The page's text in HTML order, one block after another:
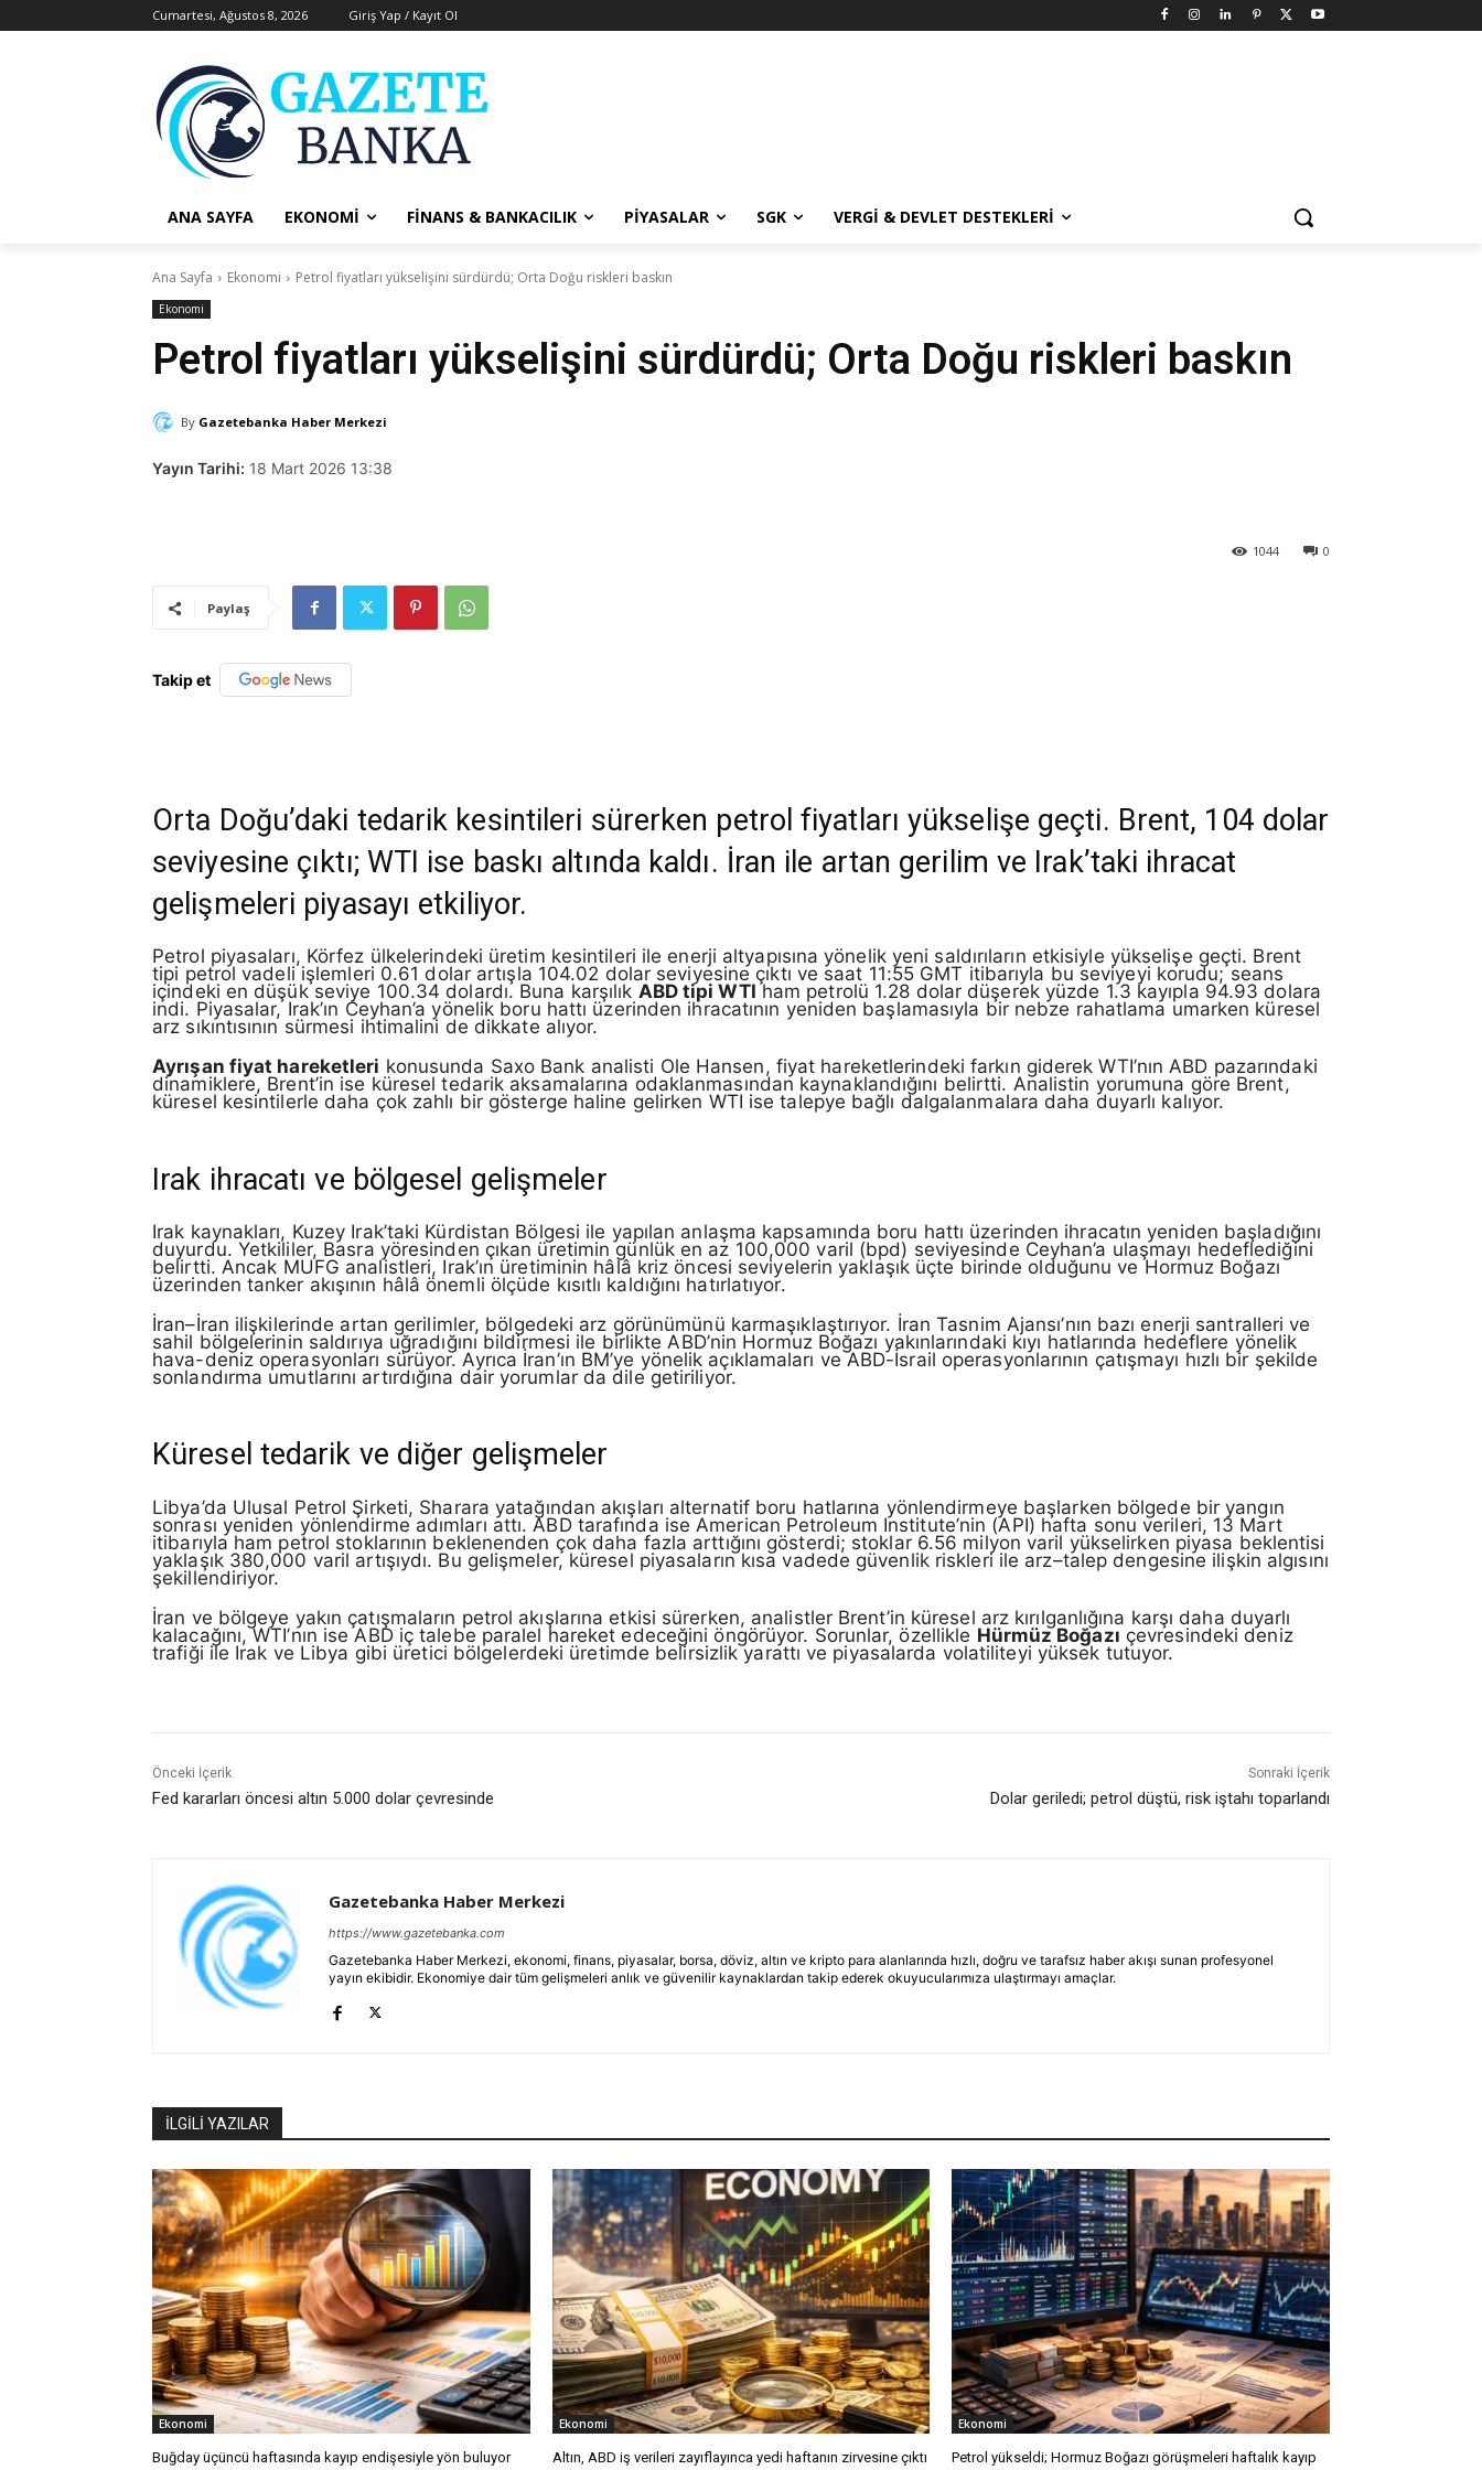
Cumartesi, Ağustos 8, 2026 Giriş Yap / Kayıt Ol
ANA SAYFA EKONOMI FINANS & BANKACILIK PIYASALAR SGK VERGI & DEVLET DESTEKLERI
Ana Sayfa Ekonomi Petrol fiyatları yükselişini sürdürdü; Orta Doğu riskleri baskın
Ekonomi
Petrol fiyatları yükselişini sürdürdü; Orta Doğu riskleri baskın
By Gazetebanka Haber Merkezi
Yayın Tarihi: 18 Mart 2026 13:38
0
1044
Paylaş
Takip et
Orta Doğu’daki tedarik kesintileri sürerken petrol fiyatları yükselişe geçti. Brent, 104 dolar
seviyesine çıktı; WTI ise baskı altında kaldı. İran ile artan gerilim ve Irak’taki ihracat
gelişmeleri piyasayı etkiliyor.
Petrol piyasaları, Körfez ülkelerindeki üretim kesintileri ile enerji altyapısına yönelik yeni saldırıların etkisiyle yükselişe geçti. Brent
tipi petrol vadeli işlemleri 0.61 dolar artışla 104.02 dolar seviyesine çıktı ve saat 11:55 GMT itibarıyla bu seviyeyi korudu; seans
içindeki en düşük seviye 100.34 dolardı. Buna karşılık ABD tipi WTI ham petrolü 1.28 dolar düşerek yüzde 1.3 kayıpla 94.93 dolara
indi. Piyasalar, Irak’ın Ceyhan’a yönelik boru hattı üzerinden ihracatının yeniden başlamasıyla bir nebze rahatlama umarken küresel
arz sıkıntısının sürmesi ihtimalini de dikkate alıyor.
Ayrışan fiyat hareketleri konusunda Saxo Bank analisti Ole Hansen, fiyat hareketlerindeki farkın giderek WTI’nın ABD pazarındaki
dinamiklere, Brent’in ise küresel tedarik aksamalarına odaklanmasından kaynaklandığını belirtti. Analistin yorumuna göre Brent,
küresel kesintilerle daha çok zahlı bir gösterge haline gelirken WTI ise talepye bağlı dalgalanmalara daha duyarlı kalıyor.
Irak ihracatı ve bölgesel gelişmeler
Irak kaynakları, Kuzey Irak’taki Kürdistan Bölgesi ile yapılan anlaşma kapsamında boru hattı üzerinden ihracatın yeniden başladığını
duyurdu. Yetkililer, Basra yöresinden çıkan üretimin günlük en az 100,000 varil (bpd) seviyesinde Ceyhan’a ulaşmayı hedeflediğini
belirtti. Ancak MUFG analistleri, Irak’ın üretiminin hâlâ kriz öncesi seviyelerin yaklaşık üçte birinde olduğunu ve Hormuz Boğazı
üzerinden tanker akışının hâlâ önemli ölçüde kısıtlı kaldığını hatırlatıyor.
İran–İran ilişkilerinde artan gerilimler, bölgedeki arz görünümünü karmaşıklaştırıyor. İran Tasnim Ajansı’nın bazı enerji santralleri ve
sahil bölgelerinin saldırıya uğradığını bildirmesi ile birlikte ABD’nin Hormuz Boğazı yakınlarındaki kıyı hatlarında hedeflere yönelik
hava-deniz operasyonları sürüyor. Ayrıca İran’ın BM’ye yönelik açıklamaları ve ABD-İsrail operasyonlarının çatışmayı hızlı bir şekilde
sonlandırma umutlarını artırdığına dair yorumlar da dile getiriliyor.
Küresel tedarik ve diğer gelişmeler
Libya’da Ulusal Petrol Şirketi, Sharara yatağından akışları alternatif boru hatlarına yönlendirmeye başlarken bölgede bir yangın
sonrası yeniden yönlendirme adımları attı. ABD tarafında ise American Petroleum Institute’nin (API) hafta sonu verileri, 13 Mart
itibarıyla ham petrol stoklarının beklenenden çok daha fazla arttığını gösterdi; stoklar 6.56 milyon varil yükselirken piyasa beklentisi
yaklaşık 380,000 varil artışıydı. Bu gelişmeler, küresel piyasaların kısa vadede güvenlik riskleri ile arz–talep dengesine ilişkin algısını
şekillendiriyor.
İran ve bölgeye yakın çatışmaların petrol akışlarına etkisi sürerken, analistler Brent’in küresel arz kırılganlığına karşı daha duyarlı
kalacağını, WTI’nın ise ABD iç talebe paralel hareket edeceğini öngörüyor. Sorunlar, özellikle Hürmüz Boğazı çevresindeki deniz
trafiği ile Irak ve Libya gibi üretici bölgelerdeki üretimde belirsizlik yarattı ve piyasalarda volatiliteyi yüksek tutuyor.
Önceki İçerik
Fed kararları öncesi altın 5.000 dolar çevresinde
Sonraki İçerik
Dolar geriledi; petrol düştü, risk iştahı toparlandı
Gazetebanka Haber Merkezi
https://www.gazetebanka.com
Gazetebanka Haber Merkezi, ekonomi, finans, piyasalar, borsa, döviz, altın ve kripto para alanlarında hızlı, doğru ve tarafsız haber akışı sunan profesyonel
yayın ekibidir. Ekonomiye dair tüm gelişmeleri anlık ve güvenilir kaynaklardan takip ederek okuyucularımıza ulaştırmayı amaçlar.
İLGİLİ YAZILAR
Ekonomi
Buğday üçüncü haftasında kayıp endişesiyle yön buluyor
Ekonomi
Altın, ABD iş verileri zayıflayınca yedi haftanın zirvesine çıktı
Ekonomi
Petrol yükseldi; Hormuz Boğazı görüşmeleri haftalık kayıp